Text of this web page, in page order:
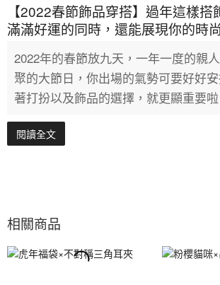
【2022春節飾品穿搭】過年這樣
滿滿好運的同時，還能展現你的時
2022年的春節放九天，一年一度的親
聚的大節日，你出場的氣勢可要好好
著打扮以及飾品的選擇，就更顯重要啦
閱讀全文
相關商品